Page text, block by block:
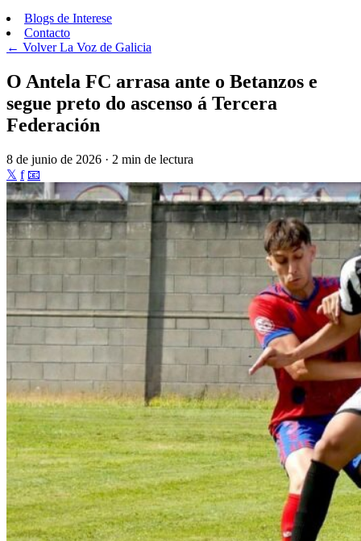
Blogs de Interese
Contacto
← VolverLa Voz de Galicia
O Antela FC arrasa ante o Betanzos e
segue preto do ascenso á Tercera
Federación
8 de junio de 2026 · 2 min de lectura
𝕏 f 📧